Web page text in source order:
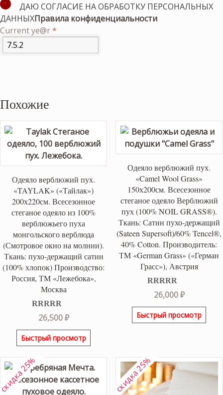
ДАЮ СОГЛАСИЕ НА ОБРАБОТКУ ПЕРСОНАЛЬНЫХ
ДАННЫХПравила конфиденциальности
Current ye@r*
Похожие
Одеяло верблюжий пух.
«TAYLAK» («Тайлак»)
200х220см. Всесезонное
стеганое одеяло из 100%
верблюжьего пуха
монгольского верблюда
(Смотровое окно на молнии).
Ткань: пухо-держащий сатин
(100% хлопок) Производство:
Россия, ТМ «Лежебока»,
Москва
Оценка5.00
из 5
26,500₽
Быстрый просмотр
Одеяло верблюжий пух.
«Camel Wool Grass»
150х200см. Всесезонное
стеганое одеяло Верблюжий
пух (100% NOIL GRASS®).
Ткань: Сатин пухо-держащий
(Sateen Supersoft)/60% Tencel®,
40% Cotton. Производитель:
ТМ «German Grass» («Герман
Грасс»), Австрия
Оценка5.00
из 5
26,000₽
Быстрый просмотр
25% скидка 25%